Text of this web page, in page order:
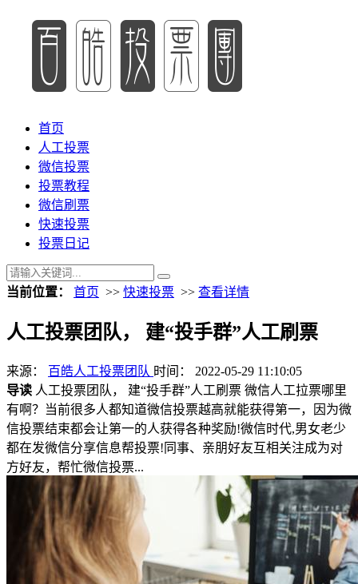
首页
人工投票
微信投票
投票教程
微信刷票
快速投票
投票日记
当前位置： 首页 >> 快速投票 >> 查看详情
人工投票团队， 建“投手群”人工刷票
来源： 百皓人工投票团队 时间： 2022-05-29 11:10:05
导读 人工投票团队， 建“投手群”人工刷票 微信人工拉票哪里
有啊？当前很多人都知道微信投票越高就能获得第一，因为微
信投票结束都会让第一的人获得各种奖励!微信时代,男女老少
都在发微信分享信息帮投票!同事、亲朋好友互相关注成为对
方好友，帮忙微信投票...